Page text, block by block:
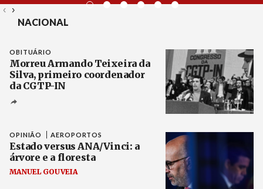
‹ ›
NACIONAL
OBITUÁRIO
Morreu Armando Teixeira da
Silva, primeiro coordenador
da CGTP-IN
OPINIÃO AEROPORTOS
Estado versus ANA/Vinci: a
árvore e a floresta
MANUEL GOUVEIA